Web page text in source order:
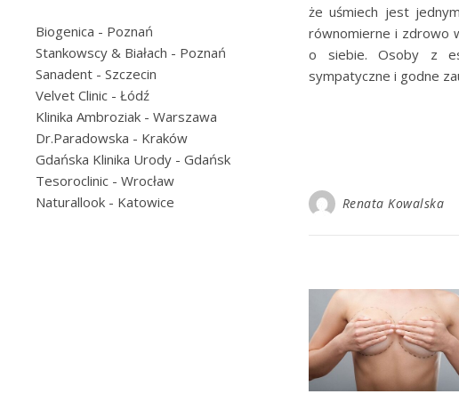
Biogenica - Poznań
Stankowscy & Białach - Poznań
Sanadent - Szczecin
Velvet Clinic - Łódź
Klinika Ambroziak - Warszawa
Dr.Paradowska - Kraków
Gdańska Klinika Urody - Gdańsk
Tesoroclinic - Wrocław
Naturallook - Katowice
że uśmiech jest
równomierne i zdrowo
o siebie. Osoby z
sympatyczne i godne
Renata Kowalska